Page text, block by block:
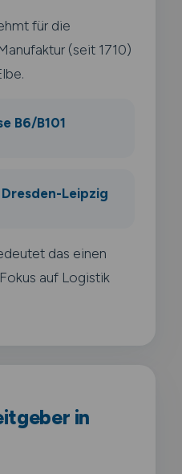
für die
(seit 1710)
B6/B101
Leipzig
das einen
auf Logistik
in